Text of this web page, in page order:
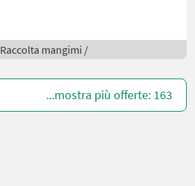
Sie sich bitte vor Fahrt-
Antritt telefonisch, ob die
Raccolta mangimi /
...mostra più offerte: 163